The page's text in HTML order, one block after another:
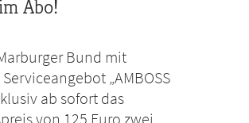
Abo!
Bund mit
„AMBOSS
ab sofort das
von 125 Euro zwei